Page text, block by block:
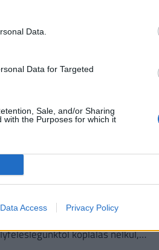
Data.
Data for Targeted
Sale, and/or Sharing
the Purposes for which it
Data Access Privacy Policy
cukorka!
tüneteket egy pohár
recept szerint!
kellemetlen másnapi
formájában.
fogadalmad
fejben, hanem a
koplalás nélkül,